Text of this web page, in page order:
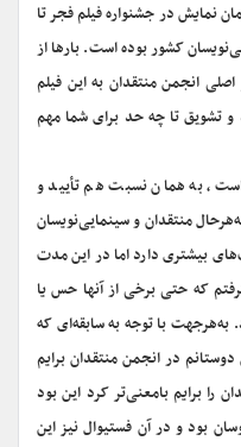
نمایش در جشنواره فیلم فجر تا
کشور بوده است. بارها از
انجمن منتقدان به این فیلم
و تشویق تا چه حد برای شما مهم
به همان نسبت هم تأیید و
منتقدان و سینمایی‌نویسان
بیشتری دارد اما در این مدت
که حتی برخی از آنها حس یا
با توجه به سابقه‌ای که
در انجمن منتقدان برایم
را برایم بامعنی‌تر کرد این بود
بود و در آن فستیوال نیز این